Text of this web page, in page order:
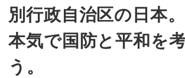
別行政自治区の日本。
本気で国防と平和を
う。